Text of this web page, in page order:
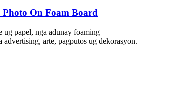
On Foam Board
ug papel, nga adunay foaming
arte, pagputos ug dekorasyon.